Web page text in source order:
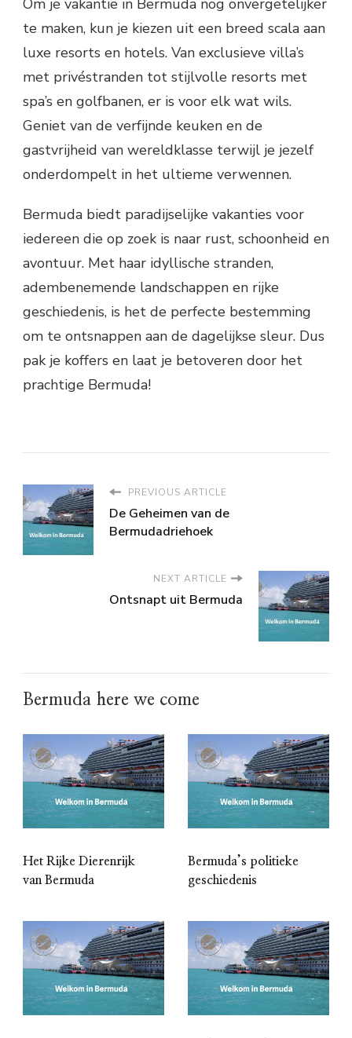
Om je vakantie in Bermuda nog onvergetelijker
te maken, kun je kiezen uit een breed scala aan
luxe resorts en hotels. Van exclusieve villa’s
met privéstranden tot stijlvolle resorts met
spa’s en golfbanen, er is voor elk wat wils.
Geniet van de verfijnde keuken en de
gastvrijheid van wereldklasse terwijl je jezelf
onderdompelt in het ultieme verwennen.
Bermuda biedt paradijselijke vakanties voor
iedereen die op zoek is naar rust, schoonheid en
avontuur. Met haar idyllische stranden,
adembenemende landschappen en rijke
geschiedenis, is het de perfecte bestemming
om te ontsnappen aan de dagelijkse sleur. Dus
pak je koffers en laat je betoveren door het
prachtige Bermuda!
PREVIOUS ARTICLE
De Geheimen van de
Bermudadriehoek
NEXT ARTICLE
Ontsnapt uit Bermuda
Bermuda here we come
Het Rijke Dierenrijk
van Bermuda
Bermuda’s politieke
geschiedenis